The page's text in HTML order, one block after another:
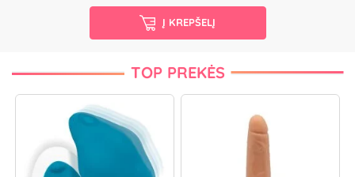
Į KREPŠELĮ
TOP PREKĖS